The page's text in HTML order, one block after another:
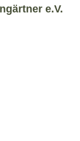
e.V.